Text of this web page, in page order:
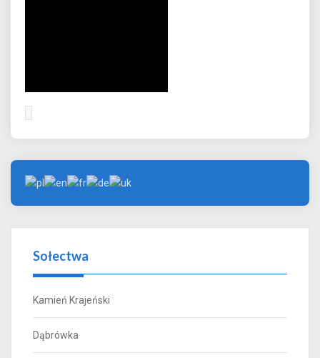
Sołectwa
Kamień Krajeński
Dąbrówka